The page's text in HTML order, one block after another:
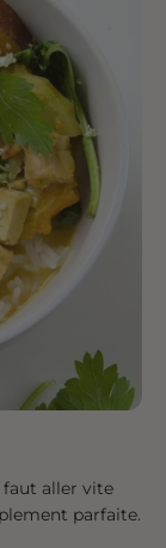
faut aller vite
parfaite.